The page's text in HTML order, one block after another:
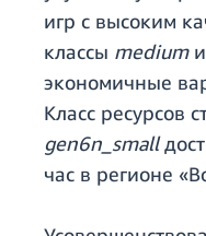
игр с высоким
классы medium и
экономичные
Класс ресурсов
gen6n_small
час в регионе